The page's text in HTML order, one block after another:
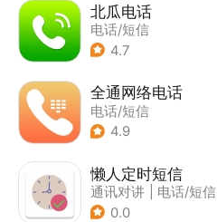
北瓜电话
电话/短信
4.7
全通网络电话
电话/短信
4.9
懒人定时短信
通讯对讲
电话/短信
0.0